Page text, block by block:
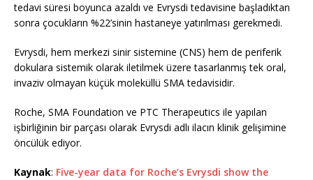
tedavi süresi boyunca azaldı ve Evrysdi tedavisine başladıktan
sonra çocukların %22’sinin hastaneye yatırılması gerekmedi.
Evrysdi, hem merkezi sinir sistemine (CNS) hem de periferik
dokulara sistemik olarak iletilmek üzere tasarlanmış tek oral,
invaziv olmayan küçük moleküllü SMA tedavisidir.
Roche, SMA Foundation ve PTC Therapeutics ile yapılan
işbirliğinin bir parçası olarak Evrysdi adlı ilacın klinik gelişimine
öncülük ediyor.
Kaynak: Five-year data for Roche’s Evrysdi show the